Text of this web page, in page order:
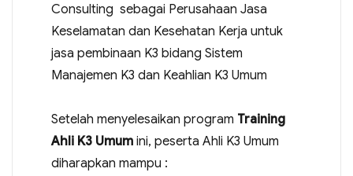
Consulting sebagai Perusahaan Jasa
Keselamatan dan Kesehatan Kerja untuk
jasa pembinaan K3 bidang Sistem
Manajemen K3 dan Keahlian K3 Umum
Setelah menyelesaikan program Training
Ahli K3 Umumini, peserta Ahli K3 Umum
diharapkan mampu :